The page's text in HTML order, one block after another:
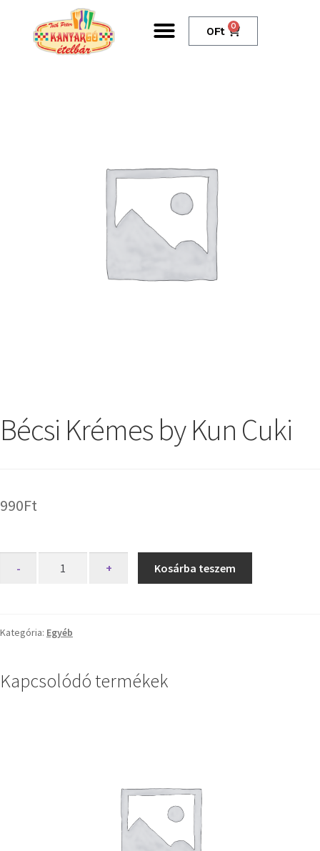
0Ft 0
Bécsi Krémes by Kun Cuki
990Ft
- + Kosárba teszem
Kategória: Egyéb
Kapcsolódó termékek